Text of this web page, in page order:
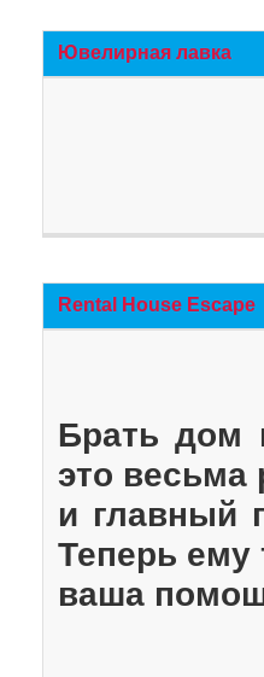
Ювелирная лавка
Rental House Escape
Брать дом
это весьма
и главный
Теперь ему
ваша